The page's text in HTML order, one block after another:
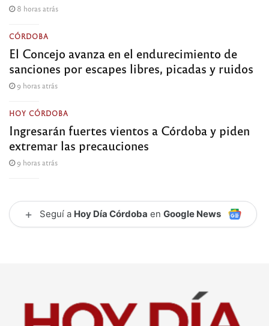
8 horas atrás
CÓRDOBA
El Concejo avanza en el endurecimiento de
sanciones por escapes libres, picadas y ruidos
9 horas atrás
HOY CÓRDOBA
Ingresarán fuertes vientos a Córdoba y piden
extremar las precauciones
9 horas atrás
+ Seguí a Hoy Día Córdoba en Google News